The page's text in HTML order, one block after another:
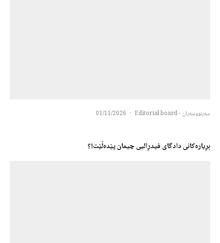
سەرنووسەران - Editorial board ·
01/11/2026
بڕیارەكانی دادگای فیدڕالیی چیمان پێدەڵێت!؟